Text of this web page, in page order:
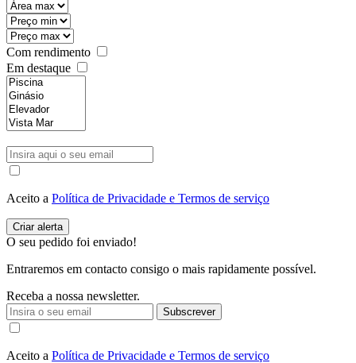
Com rendimento
Em destaque
Aceito a Política de Privacidade e Termos de serviço
O seu pedido foi enviado!
Entraremos em contacto consigo o mais rapidamente possível.
Receba a nossa newsletter.
Subscrever
Aceito a Política de Privacidade e Termos de serviço